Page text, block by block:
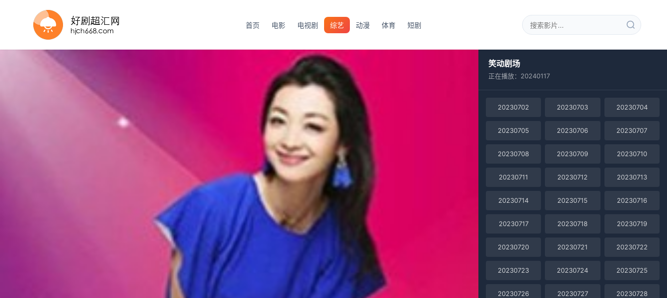
首页 电影 电视剧 综艺 动漫 体育 短剧
笑动剧场
正在播放：20240117
20230702 20230703 20230704
20230705 20230706 20230707
20230708 20230709 20230710
20230711 20230712 20230713
20230714 20230715 20230716
20230717 20230718 20230719
20230720 20230721 20230722
20230723 20230724 20230725
20230726 20230727 20230728
更新至20260805期
更新至20260803期